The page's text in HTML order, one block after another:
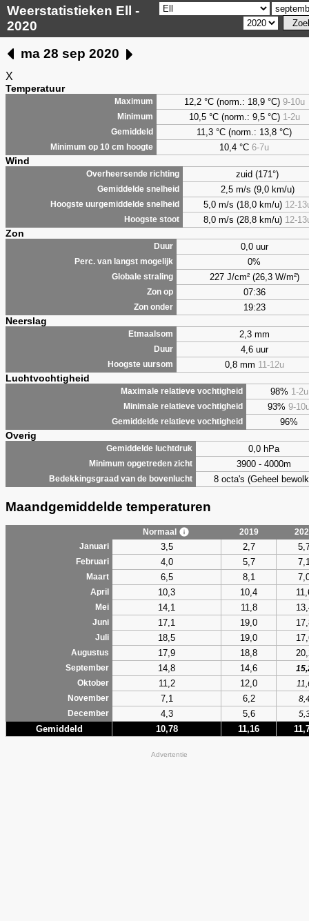
Weerstatistieken Ell -
2020
ma 28 sep 2020
X
Temperatuur
Maximum 12,2 °C (norm.: 18,9 °C) 9-10u
Minimum 10,5 °C (norm.: 9,5 °C) 1-2u
Gemiddeld 11,3 °C (norm.: 13,8 °C)
Minimum op 10 cm hoogte 10,4 °C 6-7u
Wind
Overheersende richting zuid (171°)
Gemiddelde snelheid 2,5 m/s (9,0 km/u)
Hoogste uurgemiddelde snelheid 5,0 m/s (18,0 km/u) 12-
Hoogste stoot 8,0 m/s (28,8 km/u) 12-
Zon
Duur 0,0 uur
Perc. van langst mogelijk 0%
Globale straling 227 J/cm² (26,3 W/m²)
Zon op 07:36
Zon onder 19:23
Neerslag
Etmaalsom 2,3 mm
Duur 4,6 uur
Hoogste uursom 0,8 mm 11-12u
Luchtvochtigheid
Maximale relatieve vochtigheid 98% 1-2u
Minimale relatieve vochtigheid 93% 9-
Gemiddelde relatieve vochtigheid 96%
Overig
Gemiddelde luchtdruk 0,0 hPa
Minimum opgetreden zicht 3900 - 4000m
Bedekkingsgraad van de bovenlucht 8 octa's (Geheel
Maandgemiddelde temperaturen
Normaal 2019
Januari
3,5 2,7
Februari 4,0 5,7
Maart 6,5 8,1
April 10,3 10,4
Mei 14,1 11,8
Juni 17,1 19,0
Juli 18,5 19,0
Augustus 17,9 18,8
September 14,8 14,6
Oktober
11,2 12,0
November
7,1 6,2
December
4,3 5,6
Gemiddeld 10,78 11,16
Advertentie